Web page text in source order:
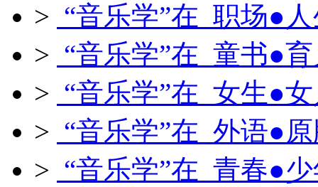
> “音乐学”在 职场●
> “音乐学”在 童书●
> “音乐学”在 女生●
> “音乐学”在 外语●
> “音乐学”在 青春●